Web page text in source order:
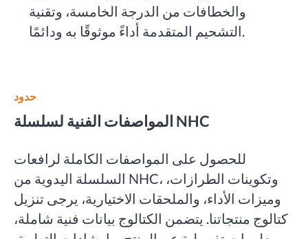
والخطافات من الدرجة الخامسة، وتقنية
التشحيم المتقدمة أداءً موثوقًا به ودائمًا.
حدود
المواصفات الفنية لسلسلة NHC
للحصول على المواصفات الكاملة لرافعات
السلسلة اليدوية من NHC، وتكوينات الطرازات،
وميزات الأداء، والملحقات الاختيارية، يرجى تنزيل
كتالوج منتجاتنا. يتضمن الكتالوج بيانات فنية شاملة،